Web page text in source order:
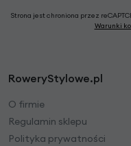
Strona jest chroniona przez
Warunki
RoweryStylowe.pl
O firmie
Regulamin sklepu
Polityka prywatności